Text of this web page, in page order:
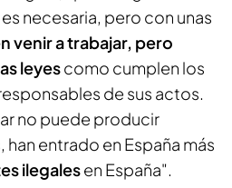
necesaria, pero con unas
venir a trabajar, pero
leyescomo cumplen los
de sus actos.
no puede producir
entrado en España más
ilegalesen España".